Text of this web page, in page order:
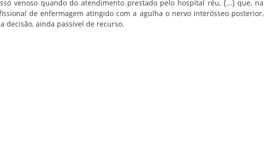
venoso quando do atendimento prestado pelo hospital réu, [...] que, na
de enfermagem atingido com a agulha o nervo interósseo posterior,
decisão, ainda passível de recurso.